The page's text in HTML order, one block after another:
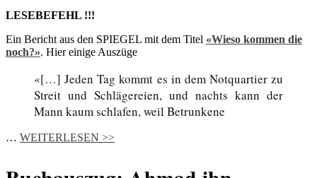
LESEBEFEHL !!!
Ein Bericht aus den SPIEGEL mit dem Titel «Wieso kommen die
noch?». Hier einige Auszüge
«[…] Jeden Tag kommt es in dem Notquartier zu
Streit und Schlägereien, und nachts kann der
Mann kaum schlafen, weil Betrunkene
… WEITERLESEN >>